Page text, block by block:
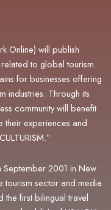
Online) will publish
to global tourism.
for businesses offering
industries. Through its
community will benefit
their experiences and
2001 in New
tourism sector and media
first bilingual travel